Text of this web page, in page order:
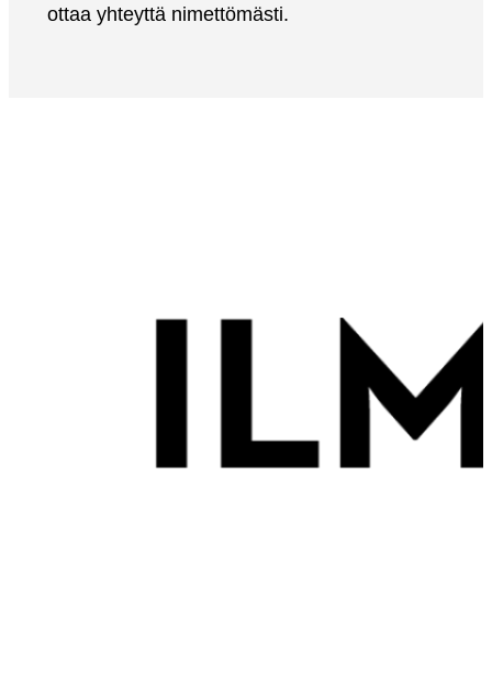
ottaa yhteyttä nimettömästi.